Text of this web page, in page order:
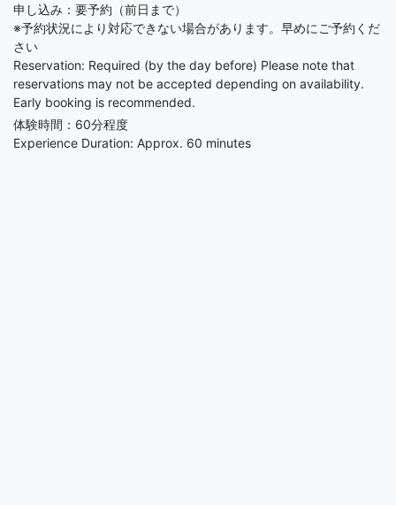
申し込み：要予約（前日まで）
※予約状況により対応できない場合があります。早めにご予約くだ
さい
Reservation: Required (by the day before) Please note that
reservations may not be accepted depending on availability.
Early booking is recommended.
体験時間：60分程度
Experience Duration: Approx. 60 minutes